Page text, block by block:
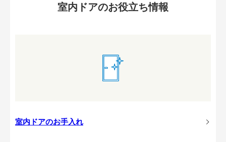
室内ドアのお役立ち情報
室内ドアのお手入れ